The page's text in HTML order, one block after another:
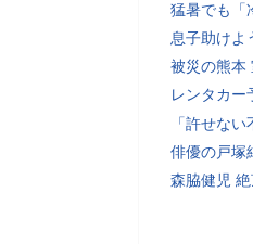
猛暑でも「
息子助けよ
被災の熊本
レンタカー
「許せな
俳優の戸塚
森脇健児 絶